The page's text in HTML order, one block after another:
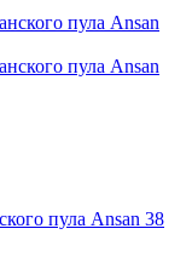
пула Ansan 38